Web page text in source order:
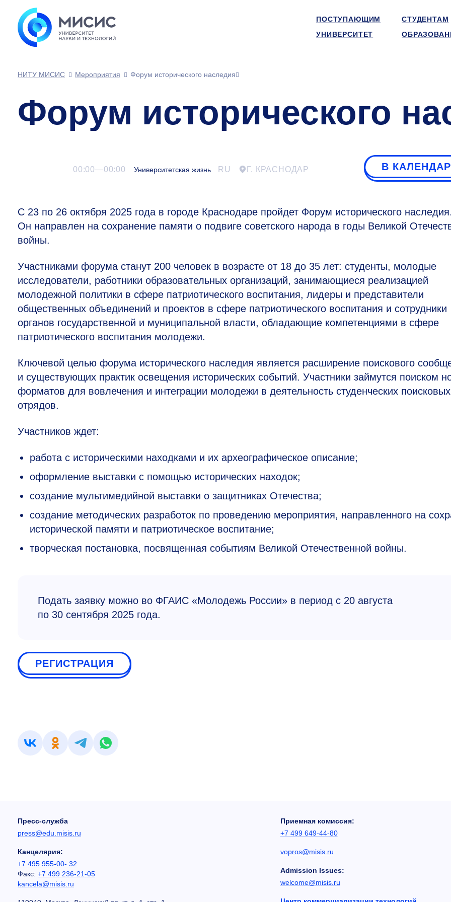
ПОСТУПАЮЩИМ СТУДЕНТАМ
УНИВЕРСИТЕТ
НИТУ МИСИС
Мероприятия Форум исторического наследия
Форум исторического
00:00—00:00 Университетская жизнь RU Г. КРАСНОДАР В
С 23 по 26 октября 2025 года в городе Краснодаре пройдет Форум исторического наследия.
Он направлен на сохранение памяти о подвиге советского народа в годы Великой
войны.
Участниками форума станут 200 человек в возрасте от 18 до 35 лет: студенты, молодые
исследователи, работники образовательных организаций, занимающиеся реализацией
молодежной политики в сфере патриотического воспитания, лидеры и представители
общественных объединений и проектов в сфере патриотического воспитания и сотрудники
органов государственной и муниципальной власти, обладающие компетенциями в сфере
патриотического воспитания молодежи.
Ключевой целью форума исторического наследия является расширение поискового
и существующих практик освещения исторических событий. Участники займутся поиском
форматов для вовлечения и интеграции молодежи в деятельность студенческих поисковых
отрядов.
Участников ждет:
работа с историческими находками и их археографическое описание;
оформление выставки с помощью исторических находок;
создание мультимедийной выставки о защитниках Отечества;
создание методических разработок по проведению мероприятия, направленного на
исторической памяти и патриотическое воспитание;
творческая постановка, посвященная событиям Великой Отечественной войны.
Подать заявку можно во ФГАИС «Молодежь России» в период с 20 августа
по 30 сентября 2025 года.
РЕГИСТРАЦИЯ
Пресс-служба
press@edu.misis.ru
Канцелярия:
+7 495 955-00- 32
Факс: +7 499 236-21-05
kancela@misis.ru
Приемная комиссия:
+7 499 649-44-80
vopros@misis.ru
Admission Issues:
welcome@misis.ru